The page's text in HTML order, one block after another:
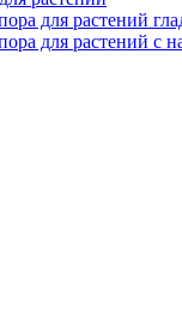
для растений
для растений с